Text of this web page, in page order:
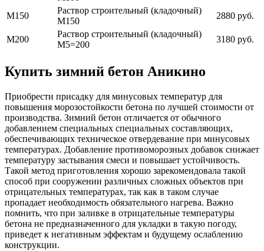
М150
Раствор строительный (кладочный)
М150
2880 руб.
М200
Раствор строительный (кладочный)
М5=200
3180 руб.
Купить зимний бетон Аникино
Приобрести присадку для минусовых температур для
повышения морозостойкости бетона по лучшей стоимости от
производства. Зимний бетон отличается от обычного
добавлением специальных специальных составляющих,
обеспечивающих техническое отвердевание при минусовых
температурах. Добавление противоморозных добавок снижает
температуру застывания смеси и повышает устойчивость.
Такой метод приготовления хорошо зарекомендовала такой
способ при сооружении различных сложных объектов при
отрицательных температурах, так как в таком случае
пропадает необходимость обязательного нагрева. Важно
помнить, что при заливке в отрицательные температуры
бетона не предназначенного для укладки в такую погоду,
приведет к негативным эффектам и будущему ослаблению
конструкции.